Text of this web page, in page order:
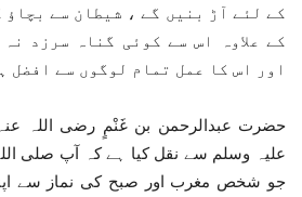
کے لئے آڑ بنیں گے ، شیطان سے
کے علاوہ اس سے کوئی گناہ سرزد
اور اس کا عمل تمام لوگوں سے افضل
حضرت عبدالرحمن بن غَنْمٍ رضی اللہ
علیہ وسلم سے نقل کیا ہے کہ آپ صلی
جو شخص مغرب اور صبح کی نماز سے